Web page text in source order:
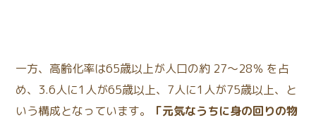
一方、高齢化率は65歳以上が人口の約 27〜28％ を占
め、3.6人に1人が65歳以上、7人に1人が75歳以上、と
いう構成となっています。
「元気なうちに身の回りの物